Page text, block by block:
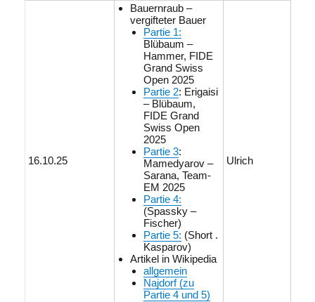
16.10.25
Bauernraub –
vergifteter Bauer
Partie 1:
Blübaum –
Hammer, FIDE
Grand Swiss
Open 2025
Partie 2: Erigaisi
– Blübaum,
FIDE Grand
Swiss Open
2025
Partie 3:
Mamedyarov –
Sarana, Team-
EM 2025
Partie 4:
(Spassky –
Fischer)
Partie 5: (Short .
Kasparov)
Artikel in Wikipedia
allgemein
Najdorf (zu
Partie 4 und 5)
Ulrich